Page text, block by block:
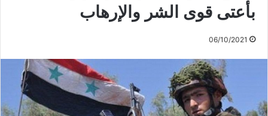
بأعتى قوى الشر والإرهاب
06/10/2021